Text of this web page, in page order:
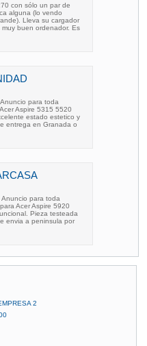
con sólo un par de
alguna (lo vendo
Lleva su cargador
buen ordenador. Es
para toda
Aspire 5315 5520
estado estetico y
entrega en Granada o
Anuncio para toda
Acer Aspire 5920
Pieza testeada
envia a peninsula por
2